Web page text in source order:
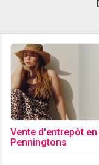
Vente d'entrepôt
Penningtons